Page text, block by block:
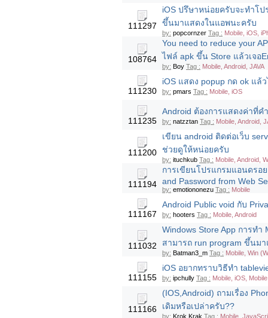
111297
iOS ปรึษาหน่อยครับจะทำโป
ขึ้นมาแสดงในแอพนะครับ
by: popcornzer Tag : Mobile, iOS,
108764
You need to reduce your
ไฟล์ apk ขึ้น Store แล้วเจอ
by: Boy Tag : Mobile, Android, JAVA
111230
iOS แสดง popup กด ok แล้
by: pmars Tag : Mobile, iOS
111235
Android ต้องการแสดงค่าที่
by: natzztan Tag : Mobile, Android,
111200
เขียน android ติดต่อเว็บ
ช่วยดูให้หน่อยครับ
by: ituchkub Tag : Mobile, Android,
111194
การเขียนโปรแกรมแอนดรอ
and Password from Web
by: emotiononezu Tag : Mobile
111167
Android Public void กับ
by: hooters Tag : Mobile, Android
111032
Windows Store App การทำ
สามารถ run program ขึ้นม
by: Batman3_m Tag : Mobile, Win
111155
iOS อยากทราบวิธีทำ
by: ipchully Tag : Mobile, iOS, Mobile
111166
(IOS,Android) ถามเรื่อง
เดิมหรือเปล่าครับ??
by: Krok Krak Tag : Mobile,